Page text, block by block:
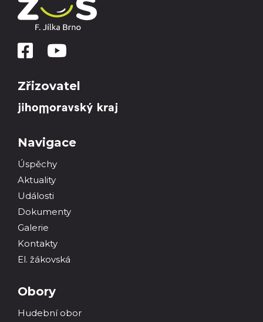
Zřizovatel
Navigace
Úspěchy
Aktuality
Události
Dokumenty
Galerie
Kontakty
El. žákovská
Obory
Hudební obor